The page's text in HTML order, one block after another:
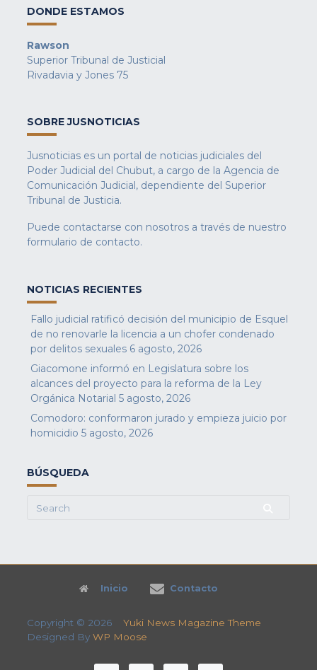
DONDE ESTAMOS
Rawson
Superior Tribunal de Justicial
Rivadavia y Jones 75
SOBRE JUSNOTICIAS
Jusnoticias es un portal de noticias judiciales del
Poder Judicial del Chubut, a cargo de la Agencia de
Comunicación Judicial, dependiente del Superior
Tribunal de Justicia.
Puede contactarse con nosotros a través de nuestro
formulario de contacto.
NOTICIAS RECIENTES
Fallo judicial ratificó decisión del municipio de Esquel
de no renovarle la licencia a un chofer condenado
por delitos sexuales 6 agosto, 2026
Giacomone informó en Legislatura sobre los
alcances del proyecto para la reforma de la Ley
Orgánica Notarial 5 agosto, 2026
Comodoro: conformaron jurado y empieza juicio por
homicidio 5 agosto, 2026
BÚSQUEDA
Search
Inicio Contacto
Copyright © 2026 Yuki News Magazine Theme
Designed By WP Moose